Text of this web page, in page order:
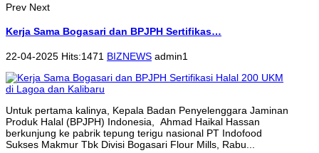
Prev Next
Kerja Sama Bogasari dan BPJPH Sertifikas…
22-04-2025 Hits:1471 BIZNEWS admin1
Untuk pertama kalinya, Kepala Badan Penyelenggara Jaminan
Produk Halal (BPJPH) Indonesia, Ahmad Haikal Hassan
berkunjung ke pabrik tepung terigu nasional PT Indofood
Sukses Makmur Tbk Divisi Bogasari Flour Mills, Rabu...